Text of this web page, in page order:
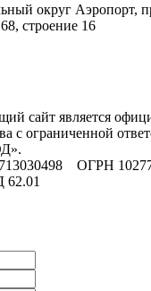
округ Аэропорт,
строение 16
сайт является
с ограниченной
ОГРН